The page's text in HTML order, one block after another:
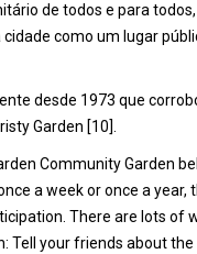
de todos e para
como um lugar
desde 1973 que
Garden [10].
Community Garden
a week or once a year,
There are lots of
Tell your friends about the